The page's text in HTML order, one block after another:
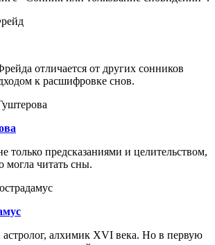
отличается от других сонников
к расшифровке снов.
только предсказаниями и целительством,
могла читать сны.
алхимик XVI века. Но в первую